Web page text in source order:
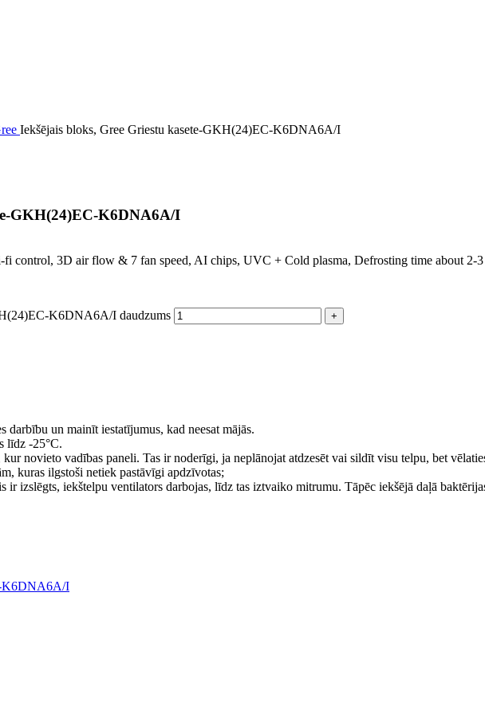
Iekšējais bloks, Gree Griestu kasete-GKH(24)EC-K6DNA6A/I
GKH(24)EC-K6DNA6A/I
fi control, 3D air flow & 7 fan speed, AI chips, UVC + Cold plasma, Defrosting time about 2-
K6DNA6A/I daudzums
un mainīt iestatījumus, kad neesat mājās.
līdz -25°C.
novieto vadības paneli. Tas ir noderīgi, ja neplānojat atdzesēt vai sildīt visu telpu, bet
kuras ilgstoši netiek pastāvīgi apdzīvotas;
ir izslēgts, iekštelpu ventilators darbojas, līdz tas iztvaiko mitrumu. Tāpēc iekšējā daļā
K6DNA6A/I